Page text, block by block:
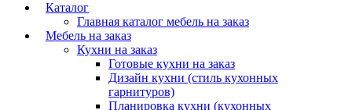
Каталог
Главная каталог мебель на заказ
Мебель на заказ
Кухни на заказ
Готовые кухни на заказ
Дизайн кухни (стиль кухонных
гарнитуров)
Планировка кухни (кухонных